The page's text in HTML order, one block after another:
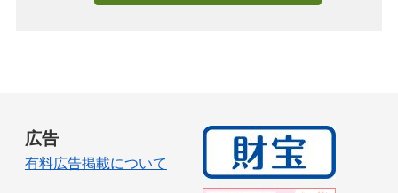
広告
有料広告掲載について